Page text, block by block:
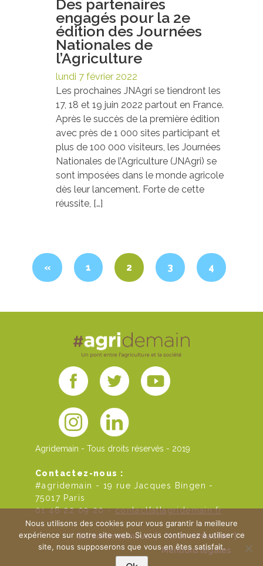
Des partenaires
engagés pour la 2e
édition des Journées
Nationales de
l’Agriculture
lundi 7 février 2022
Les prochaines JNAgri se tiendront les
17, 18 et 19 juin 2022 partout en France.
Après le succès de la première édition
avec près de 1 000 sites participant et
plus de 100 000 visiteurs, les Journées
Nationales de l’Agriculture (JNAgri) se
sont imposées dans le monde agricole
dès leur lancement. Forte de cette
réussite, […]
« 1 2 3 4
Agridemain - Tous droits réservés - 2019
Contactez-nous :
#agridemain - 19 rue Jacques Bingen -
75017 Paris
01 46 22 09 20 -contact[at]agridemain.fr
Qui sommes-nous | Nous contacter
|
Mentions légales
Nous utilisons des cookies pour vous garantir la meilleure
expérience sur notre site web. Si vous continuez à utiliser ce
site, nous supposerons que vous en êtes satisfait.